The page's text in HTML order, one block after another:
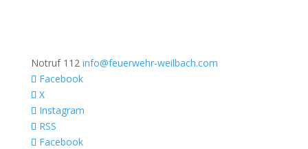
Notruf 112 info@feuerwehr-weilbach.com
Facebook
X
Instagram
RSS
Facebook